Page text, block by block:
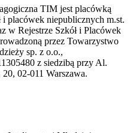
TIM jest placówką
i placówek niepublicznych m.st.
w Rejestrze Szkół i Placówek
przez Towarzystwo
sp. z o.o.,
z siedzibą przy Al.
02-011 Warszawa.